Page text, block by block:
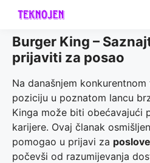
Skip
content
Burger King –
prijaviti za posao
Na današnjem
poziciju u poznatom lancu
Kinga može biti obećavajući
karijere. Ovaj članak
pomogao u prijavi za
počevši od razumijevanja